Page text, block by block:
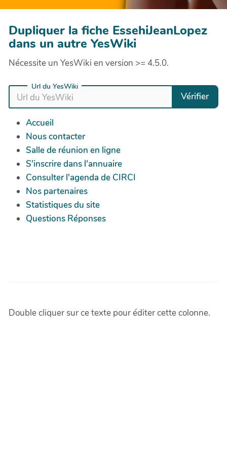
Dupliquer la fiche EssehiJeanLopez
dans un autre YesWiki
Nécessite un YesWiki en version >= 4.5.0.
Url du YesWiki
Vérifier
Accueil
Nous contacter
Salle de réunion en ligne
S'inscrire dans l'annuaire
Consulter l'agenda de CIRCI
Nos partenaires
Statistiques du site
Questions Réponses
Double cliquer sur ce texte pour éditer cette colonne.